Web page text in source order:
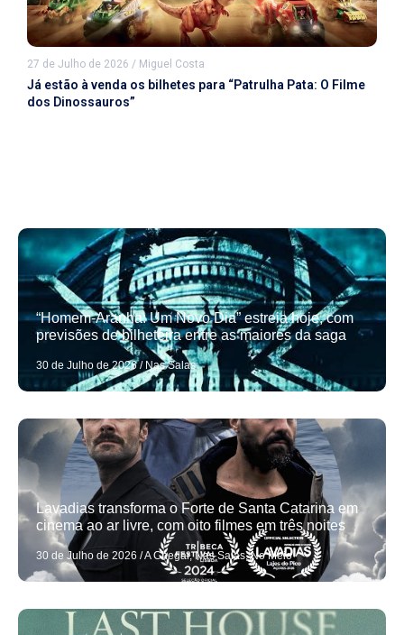
27 de Julho de 2026 / Miguel Costa
Já estão à venda os bilhetes para “Patrulha Pata: O Filme
dos Dinossauros”
“Homem-Aranha: Um Novo Dia” estreia hoje, com
previsões de bilheteira entre as maiores da saga
30 de Julho de 2026 / Nas Salas
Lavadias transforma o Forte de Santa Catarina em
cinema ao ar livre, com oito filmes em três noites
30 de Julho de 2026 /A Chegar,Nas Salas,No Meio